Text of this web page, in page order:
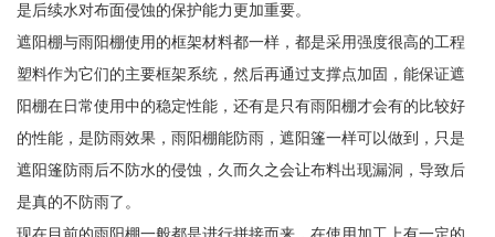
是后续水对布面侵蚀的保护能力更加重要。
遮阳棚与雨阳棚使用的框架材料都一样，都是采用强度很高的工程
塑料作为它们的主要框架系统，然后再通过支撑点加固，能保证遮
阳棚在日常使用中的稳定性能，还有是只有雨阳棚才会有的比较好
的性能，是防雨效果，雨阳棚能防雨，遮阳篷一样可以做到，只是
遮阳篷防雨后不防水的侵蚀，久而久之会让布料出现漏洞，导致后
是真的不防雨了。